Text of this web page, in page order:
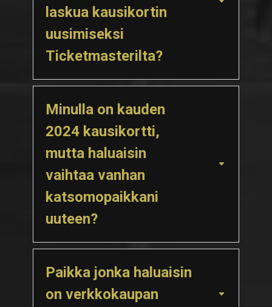
laskua kausikortin
uusimiseksi
Ticketmasterilta?
Minulla on kauden
2024 kausikortti,
mutta haluaisin
vaihtaa vanhan
katsomopaikkani
uuteen?
Paikka jonka haluaisin
on verkkokaupan